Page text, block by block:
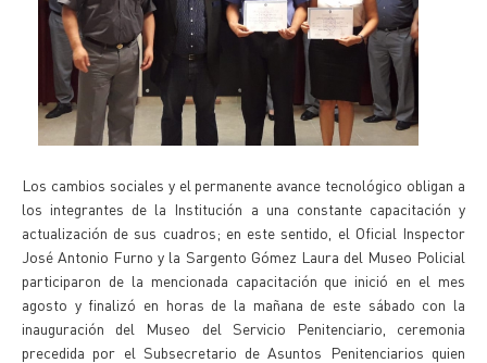
Los cambios sociales y el permanente avance tecnológico obligan a
los integrantes de la Institución a una constante capacitación y
actualización de sus cuadros; en este sentido, el Oficial Inspector
José Antonio Furno y la Sargento Gómez Laura del Museo Policial
participaron de la mencionada capacitación que inició en el mes
agosto y finalizó en horas de la mañana de este sábado con la
inauguración del Museo del Servicio Penitenciario, ceremonia
precedida por el Subsecretario de Asuntos Penitenciarios quien